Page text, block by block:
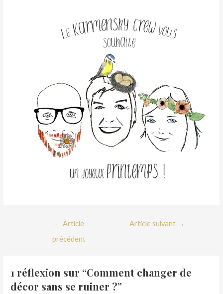
← Article
précédent
Article suivant →
1 réflexion sur “Comment changer de
décor sans se ruiner ?”